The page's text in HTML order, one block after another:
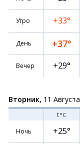
Утро +33°
День +37°
Вечер +29°
Вторник, 11 Августа
t°C
Ночь
+25°